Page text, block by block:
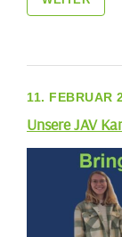
11. FEBRUAR
Unsere JAV